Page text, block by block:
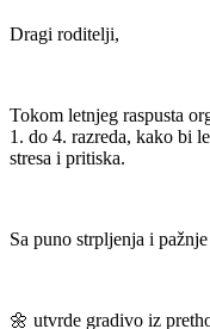
Dragi roditelji,
Tokom letnjeg raspusta
1. do 4. razreda, kako bi
stresa i pritiska.
Sa puno strpljenja i
🌼 utvrde gradivo iz